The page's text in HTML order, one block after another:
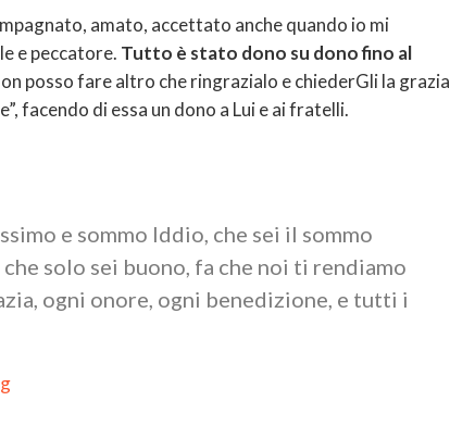
amato, accettato anche quando io mi
e peccatore. Tutto è stato dono su dono fino al
posso fare altro che ringrazialo e chiederGli la grazia
facendo di essa un dono a Lui e ai fratelli.
e sommo Iddio, che sei il sommo
solo sei buono, fa che noi ti rendiamo
ogni onore, ogni benedizione, e tutti i